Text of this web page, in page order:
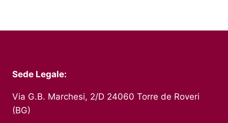
Sede Legale:
Via G.B. Marchesi, 2/D 24060 Torre de Roveri
(BG)